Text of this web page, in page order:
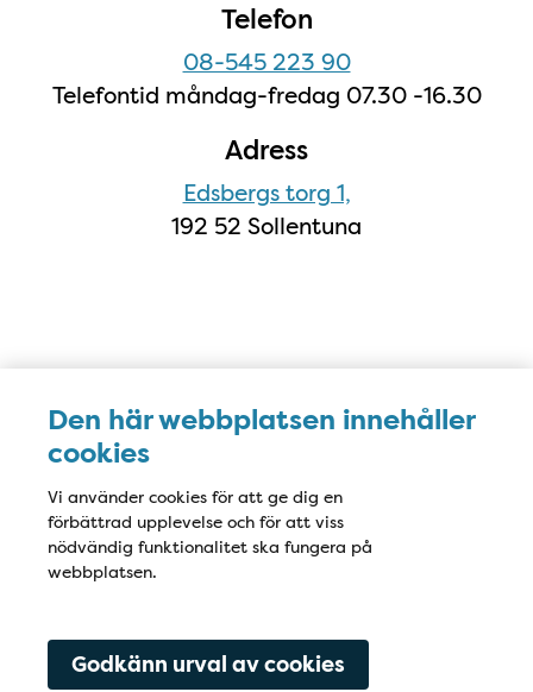
Den här webbplatsen innehåller
cookies
Vi använder cookies för att ge dig en
förbättrad upplevelse och för att viss
nödvändig funktionalitet ska fungera på
webbplatsen.
Godkänn urval av cookies
Telefon
08-545 223 90
Telefontid måndag-fredag 07.30 -16.30
Adress
Edsbergs torg 1,
192 52 Sollentuna
Öppettider Öppettider
Måndag
8:00-17:00
Onsdag
8:00-17:00